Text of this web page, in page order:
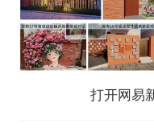
打开网易